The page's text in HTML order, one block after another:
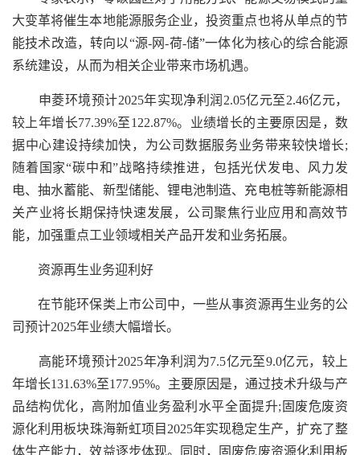
大变革将催生本地能源服务企业，投资重点也将从单点的节
能技术改造，转向以“源-网-荷-储”一体化为核心的综合能源
系统建设，从而为相关企业带来市场机遇。
申菱环境预计2025年实现净利润2.05亿元至2.46亿元，
较上年增长77.39%至122.87%。业绩增长的主要原因是，数
据中心建设持续加快，为公司数据服务业务带来较快增长;
随着国家“碳中和”战略持续推进，包括光伏发电、风力发
电、抽水蓄能、新型储能、锂电池制造、充电桩等新能源相
关产业将长期保持快速发展，公司聚焦行业应用和高效节
能，加强重点工业领域相关产品开发和业务拓展。
资源再生业务迎利好
在节能环保类上市公司中，一些从事资源再生业务的公
司预计2025年业绩大幅增长。
高能环境预计2025年净利润为7.5亿元至9.0亿元，较上
年增长131.63%至177.95%。主要原因是，通过技术升级与产
品结构优化，高附加值业务盈利水平全面提升;固废危废资
源化利用板块珠海新虹项目2025年实现稳定生产，扩充了整
体生产能力，效益逐步体现。同时，固废危废资源化利用板